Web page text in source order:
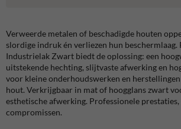
Verweerde metalen of beschadigde houten
slordige indruk én verliezen hun beschermlaag.
Industrielak Zwart biedt de oplossing: een
uitstekende hechting, slijtvaste afwerking en
voor kleine onderhoudswerken en
hout. Verkrijgbaar in mat of hoogglans zwart
esthetische afwerking. Professionele prestaties,
compromissen.